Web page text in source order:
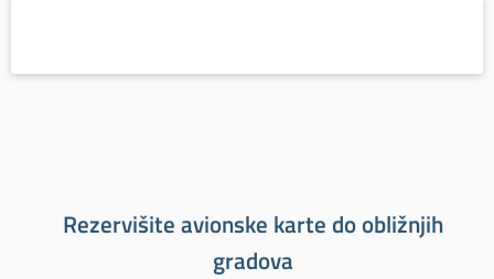
Rezervišite avionske karte do obližnjih
gradova